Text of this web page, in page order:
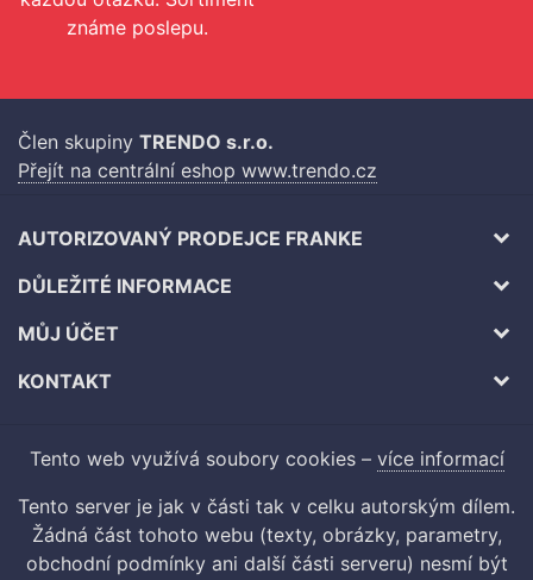
známe poslepu.
Člen skupiny TRENDO s.r.o.
Přejít na centrální eshop www.trendo.cz
AUTORIZOVANÝ PRODEJCE FRANKE
DŮLEŽITÉ INFORMACE
MŮJ ÚČET
KONTAKT
Tento web využívá soubory cookies – více informací
Tento server je jak v části tak v celku autorským dílem.
Žádná část tohoto webu (texty, obrázky, parametry,
obchodní podmínky ani další části serveru) nesmí být